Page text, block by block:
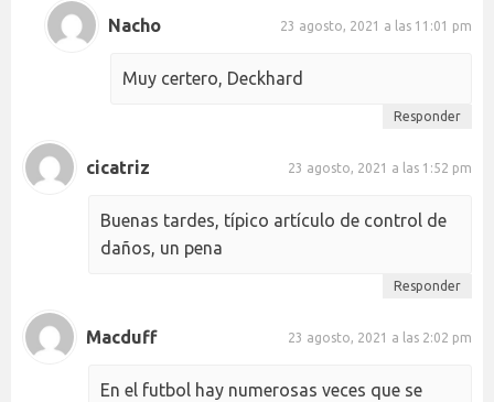
Nacho 23 agosto, 2021 a las 11:01 pm
Muy certero, Deckhard
Responder
cicatriz 23 agosto, 2021 a las 1:52 pm
Buenas tardes, típico artículo de control de
daños, un pena
Responder
Macduff 23 agosto, 2021 a las 2:02 pm
En el futbol hay numerosas veces que se